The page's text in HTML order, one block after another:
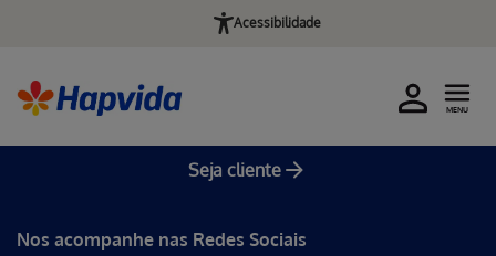
Acessibilidade
Seja cliente
MENU
Nos acompanhe nas Redes Sociais